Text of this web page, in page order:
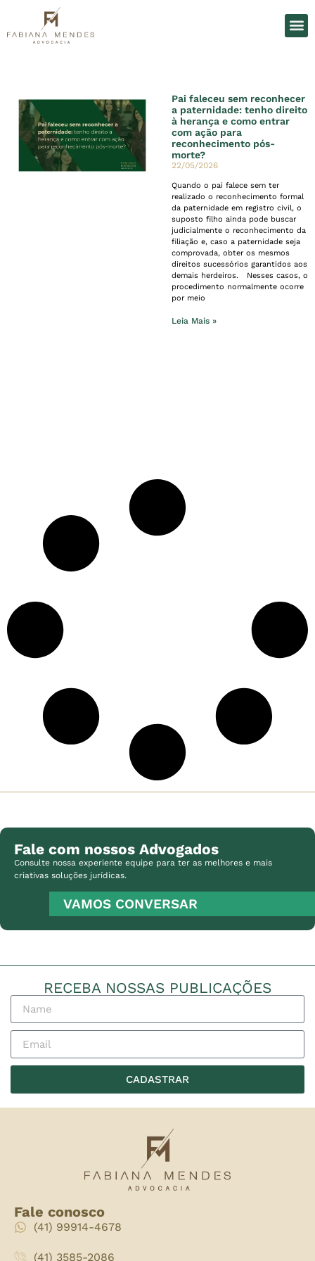
Pai faleceu sem reconhecer
a paternidade: tenho direito
à herança e como entrar
com ação para
reconhecimento pós-
morte?
22/05/2026
Quando o pai falece sem ter
realizado o reconhecimento formal
da paternidade em registro civil, o
suposto filho ainda pode buscar
judicialmente o reconhecimento da
filiação e, caso a paternidade seja
comprovada, obter os mesmos
direitos sucessórios garantidos aos
demais herdeiros. Nesses casos, o
procedimento normalmente ocorre
por meio
Leia Mais »
Fale com nossos Advogados
Consulte nossa experiente equipe para ter as melhores e mais
criativas soluções jurídicas.
VAMOS CONVERSAR
RECEBA NOSSAS PUBLICAÇÕES
CADASTRAR
Fale conosco
(41) 99914-4678
(41) 3585-2086